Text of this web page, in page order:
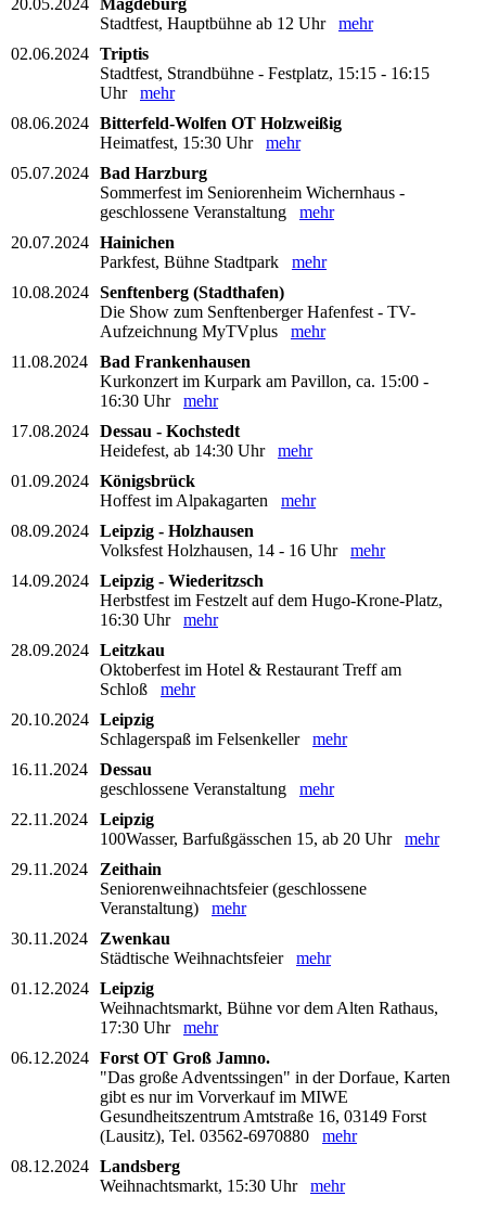
Stadtfest, Hauptbühne ab 12 Uhr mehr
02.06.2024 Triptis
Stadtfest, Strandbühne - Festplatz, 15:15 - 16:15
Uhr mehr
08.06.2024 Bitterfeld-Wolfen OT Holzweißig
Heimatfest, 15:30 Uhr mehr
05.07.2024 Bad Harzburg
Sommerfest im Seniorenheim Wichernhaus -
geschlossene Veranstaltung mehr
20.07.2024 Hainichen
Parkfest, Bühne Stadtpark mehr
10.08.2024 Senftenberg (Stadthafen)
Die Show zum Senftenberger Hafenfest - TV-
Aufzeichnung MyTVplus mehr
11.08.2024
Bad Frankenhausen
Kurkonzert im Kurpark am Pavillon, ca. 15:00 -
16:30 Uhr mehr
17.08.2024 Dessau - Kochstedt
Heidefest, ab 14:30 Uhr mehr
01.09.2024 Königsbrück
Hoffest im Alpakagarten mehr
08.09.2024 Leipzig - Holzhausen
Volksfest Holzhausen, 14 - 16 Uhr mehr
14.09.2024 Leipzig - Wiederitzsch
Herbstfest im Festzelt auf dem Hugo-Krone-Platz,
16:30 Uhr mehr
28.09.2024 Leitzkau
Oktoberfest im Hotel & Restaurant Treff am
Schloß mehr
20.10.2024 Leipzig
Schlagerspaß im Felsenkeller mehr
16.11.2024
Dessau
geschlossene Veranstaltung mehr
22.11.2024
Leipzig
100Wasser, Barfußgässchen 15, ab 20 Uhr mehr
29.11.2024
Zeithain
Seniorenweihnachtsfeier (geschlossene
Veranstaltung) mehr
30.11.2024
Zwenkau
Städtische Weihnachtsfeier mehr
01.12.2024 Leipzig
Weihnachtsmarkt, Bühne vor dem Alten Rathaus,
17:30 Uhr mehr
06.12.2024 Forst OT Groß Jamno.
"Das große Adventssingen" in der Dorfaue, Karten
gibt es nur im Vorverkauf im MIWE
Gesundheitszentrum Amtstraße 16, 03149 Forst
(Lausitz), Tel. 03562-6970880 mehr
08.12.2024 Landsberg
Weihnachtsmarkt, 15:30 Uhr mehr